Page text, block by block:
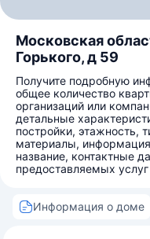
Московская
Горького, д 59
Получите подробную
общее количество
организаций или
детальные
постройки, этажность,
материалы,
название, контактные
предоставляемых услуг
Информация о доме